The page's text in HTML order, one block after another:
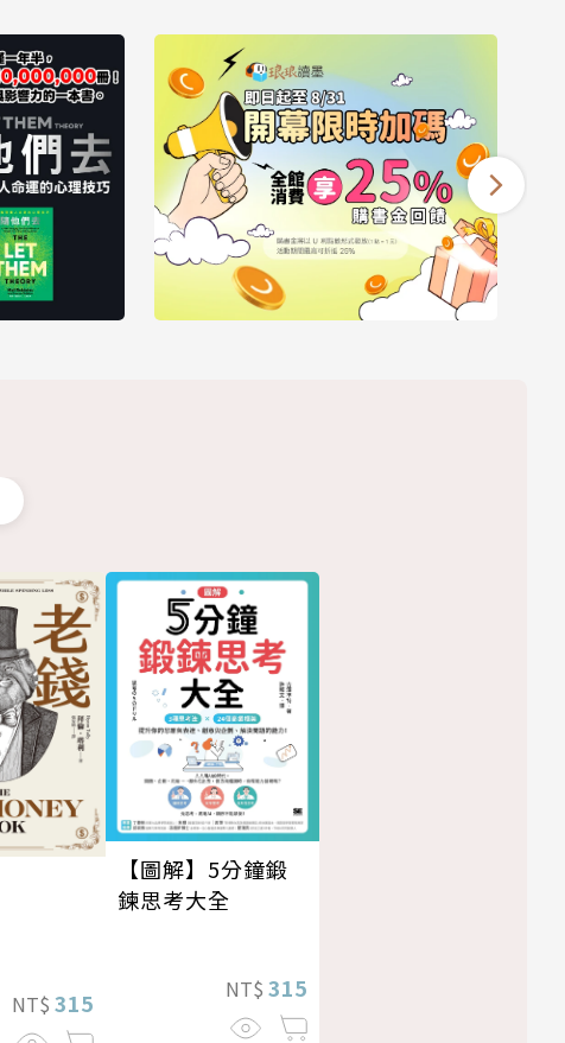
NT$ 315
【圖解】5分鐘鍛
鍊思考大全
NT$ 315